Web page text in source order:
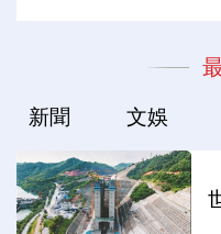
新聞 文娛